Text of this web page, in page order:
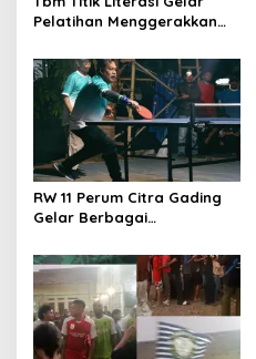
Pelatihan Menggerakkan
Komunitas
RW 11 Perum Citra Gading
Gelar Berbagai
Prestasi Gemilang